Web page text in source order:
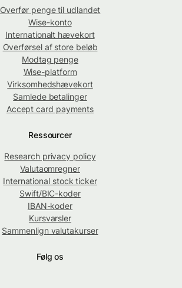
Overfør penge til udlandet
Wise-konto
Internationalt hævekort
Overførsel af store beløb
Modtag penge
Wise-platform
Virksomhedshævekort
Samlede betalinger
Accept card payments
Ressourcer
Research privacy policy
Valutaomregner
International stock ticker
Swift/BIC-koder
IBAN-koder
Kursvarsler
Sammenlign valutakurser
Følg os